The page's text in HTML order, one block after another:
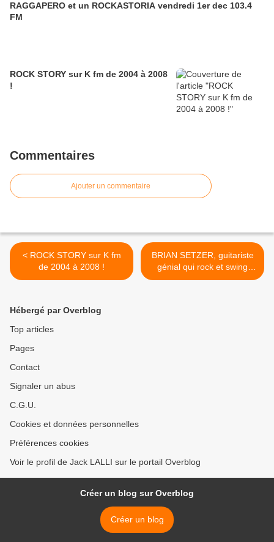
RAGGAPERO et un ROCKASTORIA vendredi 1er dec 103.4
FM
ROCK STORY sur K fm de 2004 à 2008
!
Commentaires
Ajouter un commentaire
< ROCK STORY sur K fm
de 2004 à 2008 !
BRIAN SETZER, guitariste
génial qui rock et swing
dont en Big Band ! >
Hébergé par Overblog
Top articles
Pages
Contact
Signaler un abus
C.G.U.
Cookies et données personnelles
Préférences cookies
Voir le profil de Jack LALLI sur le portail Overblog
Créer un blog sur Overblog
Créer un blog